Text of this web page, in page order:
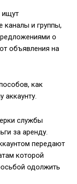
ищут
каналы и группы,
о
объявления на
как
аккаунту.
службы
за аренду.
передают
которой
одолжить